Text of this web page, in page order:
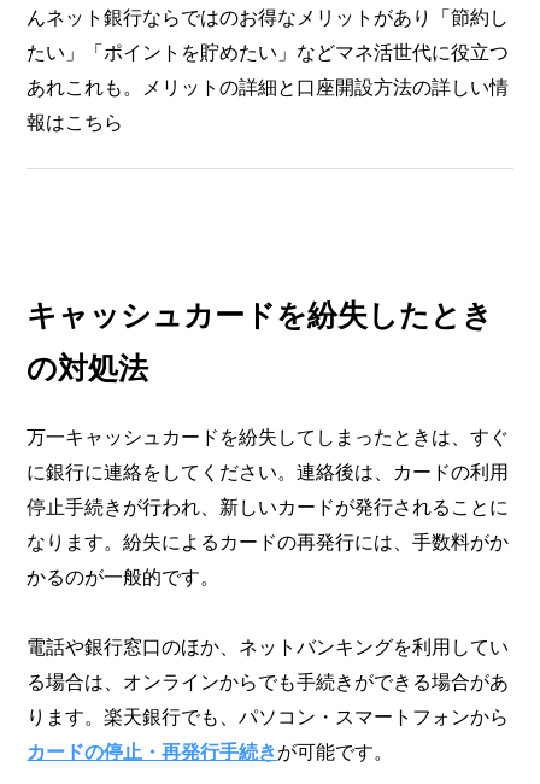
んネット銀行ならではのお得なメリットがあり「節約し
たい」「ポイントを貯めたい」などマネ活世代に役立つ
あれこれも。メリットの詳細と口座開設方法の詳しい情
報はこちら
キャッシュカードを紛失したとき
の対処法
万一キャッシュカードを紛失してしまったときは、すぐ
に銀行に連絡をしてください。連絡後は、カードの利用
停止手続きが行われ、新しいカードが発行されることに
なります。紛失によるカードの再発行には、手数料がか
かるのが一般的です。
電話や銀行窓口のほか、ネットバンキングを利用してい
る場合は、オンラインからでも手続きができる場合があ
ります。楽天銀行でも、パソコン・スマートフォンから
カードの停止・再発行手続きが可能です。